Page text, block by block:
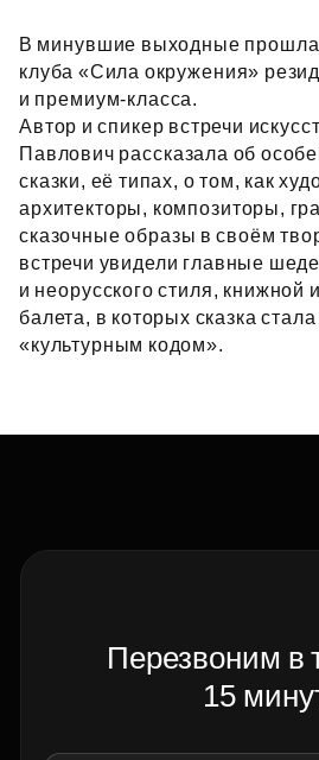
В минувшие выходные прошла
клуба «Сила окружения»
и премиум‑класса.
Автор и спикер встречи
Павлович рассказала об
сказки, её типах, о том, как
архитекторы, композиторы,
сказочные образы в своём
встречи увидели главные
и неорусского стиля, книжной
балета, в которых сказка
«культурным кодом».
Перезвоним в
15